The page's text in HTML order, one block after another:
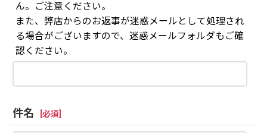
ん。ご注意ください。
また、弊店からのお返事が迷惑メールとして処理され
る場合がございますので、迷惑メールフォルダもご確
認ください。
件名 必須